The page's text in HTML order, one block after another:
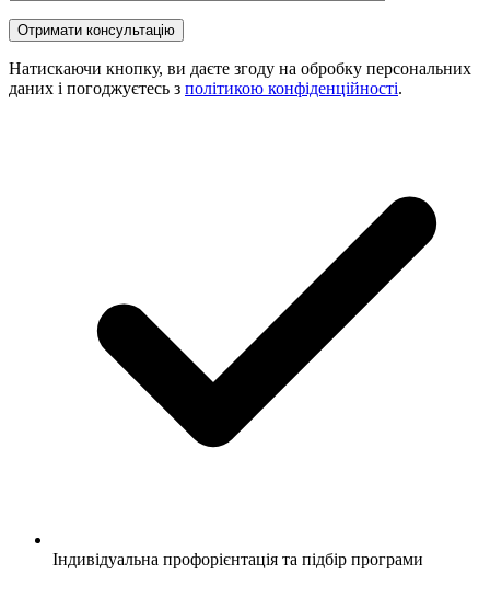
Натискаючи кнопку, ви даєте згоду на обробку персональних
даних і погоджуєтесь з політикою конфіденційності.
Індивідуальна профорієнтація та підбір програми